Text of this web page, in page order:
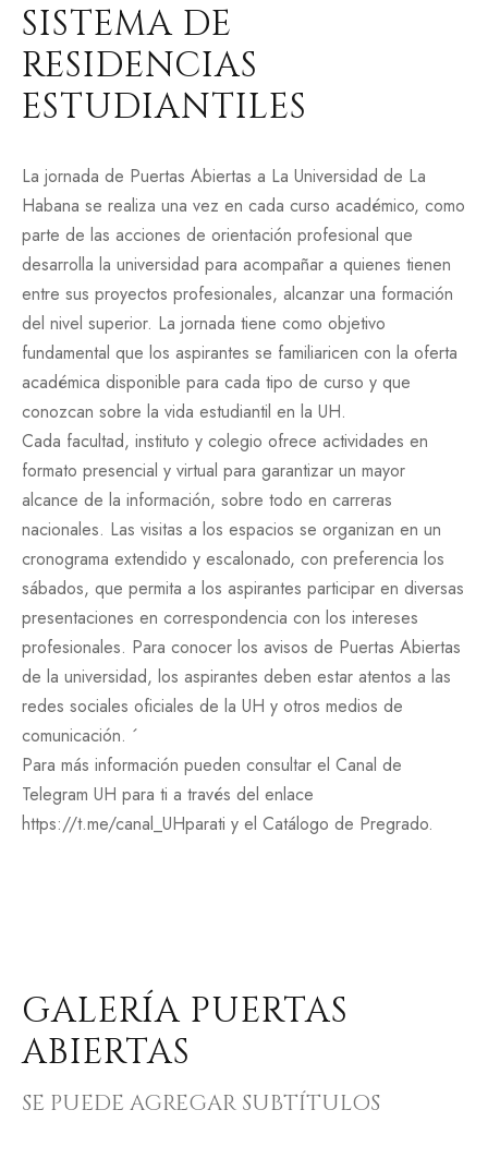
SISTEMA DE
RESIDENCIAS
ESTUDIANTILES
La jornada de Puertas Abiertas a La Universidad de La
Habana se realiza una vez en cada curso académico, como
parte de las acciones de orientación profesional que
desarrolla la universidad para acompañar a quienes tienen
entre sus proyectos profesionales, alcanzar una formación
del nivel superior. La jornada tiene como objetivo
fundamental que los aspirantes se familiaricen con la oferta
académica disponible para cada tipo de curso y que
conozcan sobre la vida estudiantil en la UH.
Cada facultad, instituto y colegio ofrece actividades en
formato presencial y virtual para garantizar un mayor
alcance de la información, sobre todo en carreras
nacionales. Las visitas a los espacios se organizan en un
cronograma extendido y escalonado, con preferencia los
sábados, que permita a los aspirantes participar en diversas
presentaciones en correspondencia con los intereses
profesionales. Para conocer los avisos de Puertas Abiertas
de la universidad, los aspirantes deben estar atentos a las
redes sociales oficiales de la UH y otros medios de
comunicación. ´
Para más información pueden consultar el Canal de
Telegram UH para ti a través del enlace
https://t.me/canal_UHparati y el Catálogo de Pregrado.
GALERÍA PUERTAS
ABIERTAS
SE PUEDE AGREGAR SUBTÍTULOS